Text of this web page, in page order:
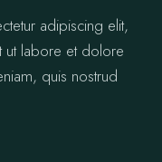
adipiscing elit,
labore et dolore
quis nostrud